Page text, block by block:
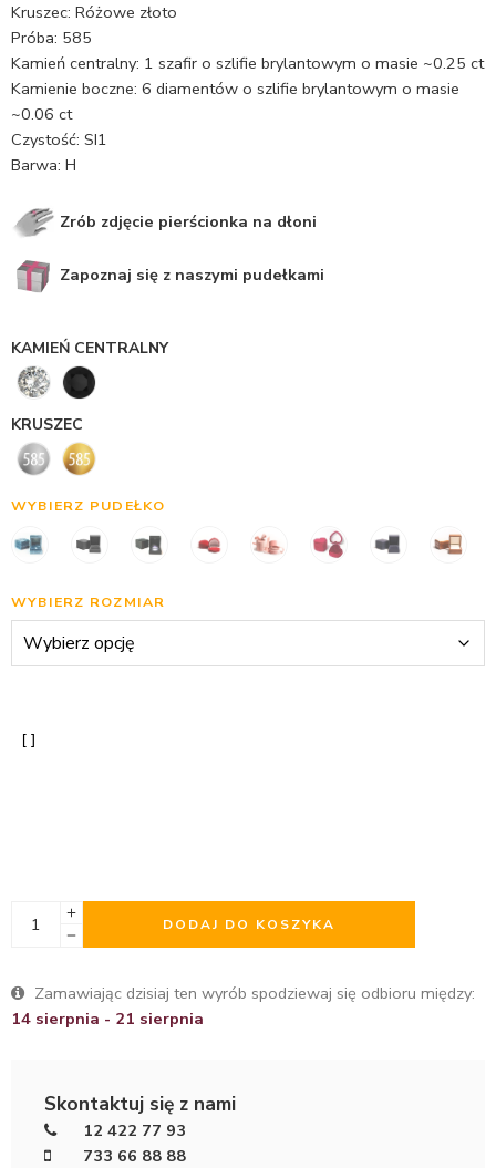
oceny
Kruszec: Różowe złoto
Próba: 585
Kamień centralny: 1 szafir o szlifie brylantowym o masie ~0.25 ct
Kamienie boczne: 6 diamentów o szlifie brylantowym o masie
~0.06 ct
Czystość: SI1
Barwa: H
Zrób zdjęcie pierścionka na dłoni
Zapoznaj się z naszymi pudełkami
KAMIEŃ CENTRALNY
KRUSZEC
WYBIERZ PUDEŁKO
WYBIERZ ROZMIAR
DODAJ DO KOSZYKA
Zamawiając dzisiaj ten wyrób spodziewaj się odbioru między:
14 sierpnia - 21 sierpnia
Skontaktuj się z nami
12 422 77 93
733 66 88 88